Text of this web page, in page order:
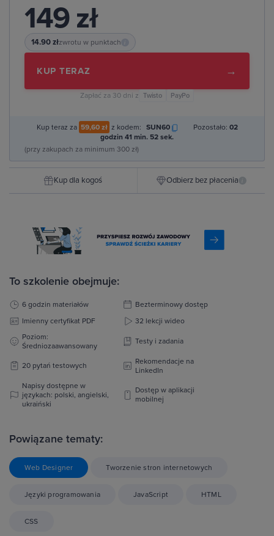
149 zł
14.90 złzwrotu w punktach
KUP TERAZ →
Zapłać za 30 dni z Twisto PayPo
Kup teraz za 59,60 zł z kodem: SUN60 Pozostało: 02
godzin 41 min. 51 sek.
(przy zakupach za minimum 300 zł)
Kup dla kogoś Odbierz bez płacenia i
To szkolenie obejmuje:
6 godzin materiałów
Bezterminowy dostęp
Imienny certyfikat PDF
32 lekcji wideo
Poziom:
Średniozaawansowany
Testy i zadania
20 pytań testowych
Rekomendacje na
LinkedIn
Napisy dostępne w
językach: polski, angielski,
ukraiński
Dostęp w aplikacji
mobilnej
Powiązane tematy:
Web Designer Tworzenie stron internetowych
Języki programowania JavaScript HTML
CSS